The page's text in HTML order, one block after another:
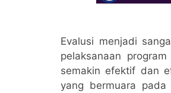
Evalusi menjadi
pelaksanaan
semakin efektif dan
yang bermuara pada